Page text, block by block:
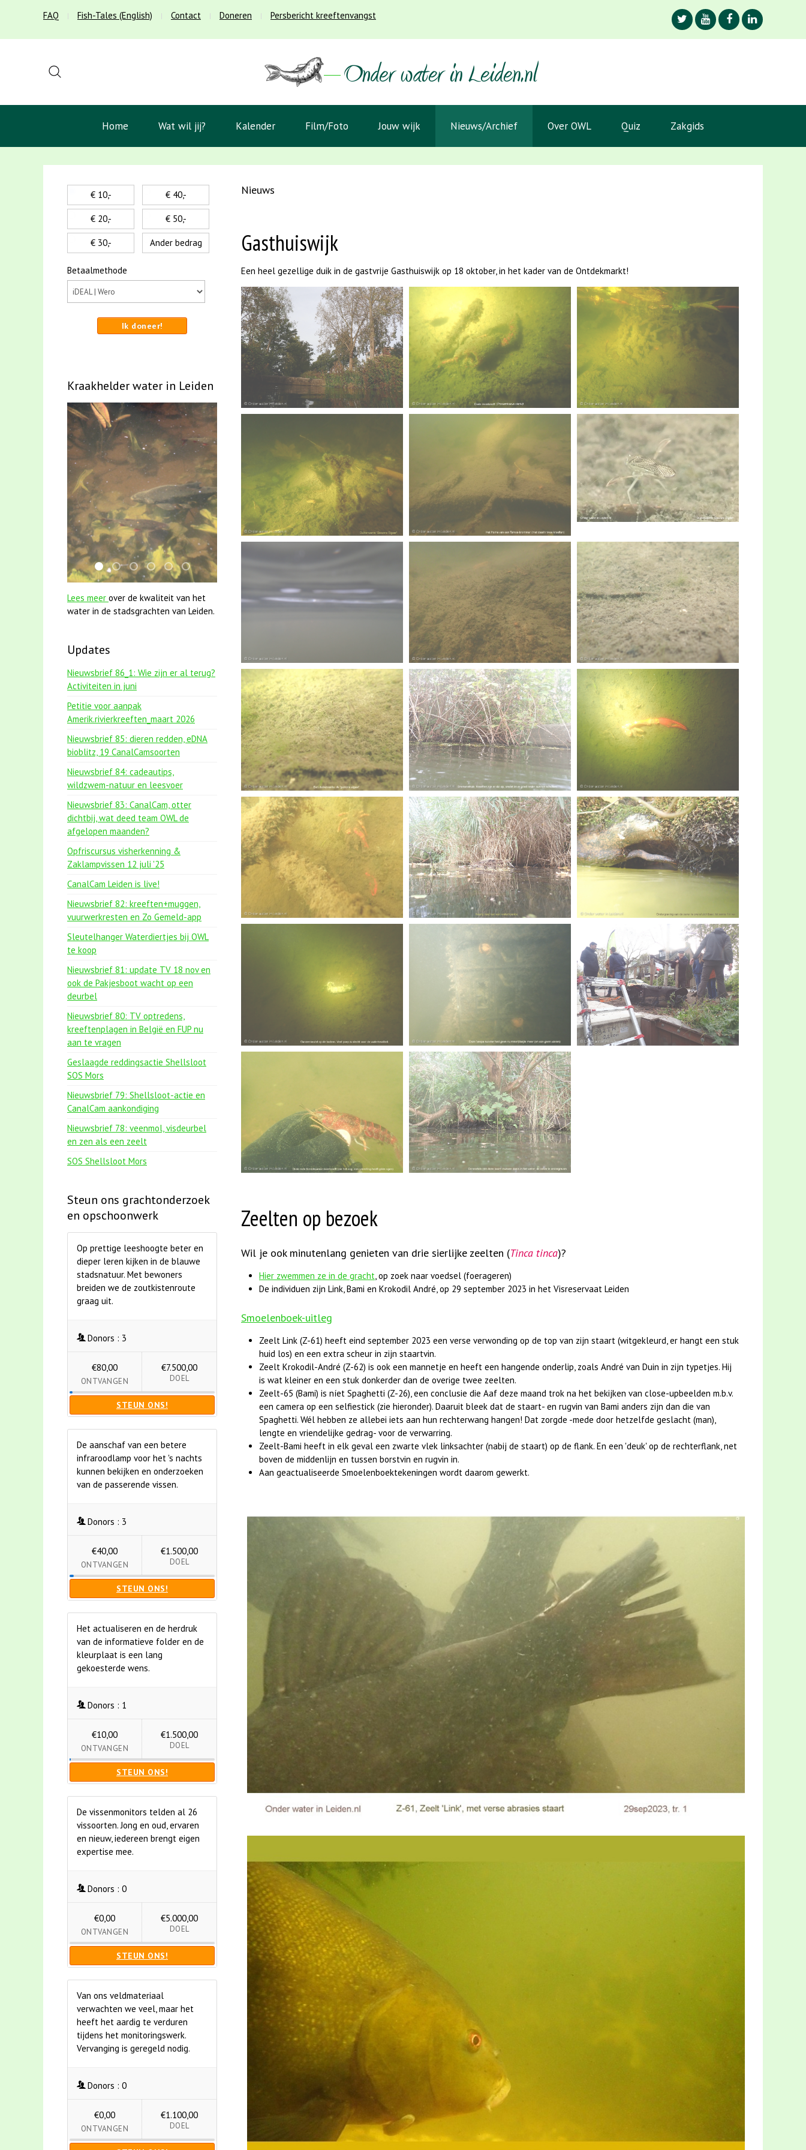
FAQ Fish-Tales (English) Contact Doneren Persbericht kreeftenvangst
Home Wat wil jij? Kalender Film/Foto Jouw wijk Nieuws/Archief Over OWL Quiz Zakgids
Nieuws
Gasthuiswijk
Een heel gezellige duik in de gastvrije Gasthuiswijk op 18 oktober, in het kader van de Ontdekmarkt!
Zeelten op bezoek
Wil je ook minutenlang genieten van drie sierlijke zeelten (Tinca tinca)?
Hier zwemmen ze in de gracht, op zoek naar voedsel (foerageren)
De individuen zijn Link, Bami en Krokodil André, op 29 september 2023 in het Visreservaat Leiden
Smoelenboek-uitleg
Zeelt Link (Z-61) heeft eind september 2023 een verse verwonding op de top van zijn staart (witgekleurd, er hangt een stuk
huid los) en een extra scheur in zijn staartvin.
Zeelt Krokodil-André (Z-62) is ook een mannetje en heeft een hangende onderlip, zoals André van Duin in zijn typetjes. Hij
is wat kleiner en een stuk donkerder dan de overige twee zeelten.
Zeelt-65 (Bami) is níet Spaghetti (Z-26), een conclusie die Aaf deze maand trok na het bekijken van close-upbeelden m.b.v.
een camera op een selfiestick (zie hieronder). Daaruit bleek dat de staart- en rugvin van Bami anders zijn dan die van
Spaghetti. Wél hebben ze allebei iets aan hun rechterwang hangen! Dat zorgde -mede door hetzelfde geslacht (man),
lengte en vriendelijke gedrag- voor de verwarring.
Zeelt-Bami heeft in elk geval een zwarte vlek linksachter (nabij de staart) op de flank. En een 'deuk' op de rechterflank, net
boven de middenlijn en tussen borstvin en rugvin in.
Aan geactualiseerde Smoelenboektekeningen wordt daarom gewerkt.
€ 10,-
€ 20,-
€ 30,-
€ 40,-
€ 50,-
Ander bedrag
Betaalmethode
Ik doneer!
Kraakhelder water in Leiden
jun2021 28 brasem en rietvoorns 4a verscherpt
smoelenboek fifi en karper nieuwsbrief-
karper met kattenklimtouw
mei2021 watervogelmethode fuut met baars
mei2021 1 snoekje elly
jun2021 zaklv 5 snoekje MOOI
Lees meer over de kwaliteit van het
water in de stadsgrachten van Leiden.
Updates
Nieuwsbrief 86_1: Wie zijn er al terug?
Activiteiten in juni
Petitie voor aanpak
Amerik.rivierkreeften_maart 2026
Nieuwsbrief 85: dieren redden, eDNA
bioblitz, 19 CanalCamsoorten
Nieuwsbrief 84: cadeautips,
wildzwem-natuur en leesvoer
Nieuwsbrief 83: CanalCam, otter
dichtbij, wat deed team OWL de
afgelopen maanden?
Opfriscursus visherkenning &
Zaklampvissen 12 juli '25
CanalCam Leiden is live!
Nieuwsbrief 82: kreeften+muggen,
vuurwerkresten en Zo Gemeld-app
Sleutelhanger Waterdiertjes bij OWL
te koop
Nieuwsbrief 81: update TV 18 nov en
ook de Pakjesboot wacht op een
deurbel
Nieuwsbrief 80: TV optredens,
kreeftenplagen in België en FUP nu
aan te vragen
Geslaagde reddingsactie Shellsloot
SOS Mors
Nieuwsbrief 79: Shellsloot-actie en
CanalCam aankondiging
Nieuwsbrief 78: veenmol, visdeurbel
en zen als een zeelt
SOS Shellsloot Mors
Steun ons grachtonderzoek
en opschoonwerk
Op prettige leeshoogte beter en
dieper leren kijken in de blauwe
stadsnatuur. Met bewoners
breiden we de zoutkistenroute
graag uit.
Donors : 3
€80,00
ONTVANGEN
€7.500,00
DOEL
STEUN ONS!
De aanschaf van een betere
infraroodlamp voor het 's nachts
kunnen bekijken en onderzoeken
van de passerende vissen.
Donors : 3
€40,00
ONTVANGEN
€1.500,00
DOEL
STEUN ONS!
Het actualiseren en de herdruk
van de informatieve folder en de
kleurplaat is een lang
gekoesterde wens.
Donors : 1
€10,00
ONTVANGEN
€1.500,00
DOEL
STEUN ONS!
De vissenmonitors telden al 26
vissoorten. Jong en oud, ervaren
en nieuw, iedereen brengt eigen
expertise mee.
Donors : 0
€0,00
ONTVANGEN
€5.000,00
DOEL
STEUN ONS!
Van ons veldmateriaal
verwachten we veel, maar het
heeft het aardig te verduren
tijdens het monitoringswerk.
Vervanging is geregeld nodig.
Donors : 0
€0,00
ONTVANGEN
€1.100,00
DOEL